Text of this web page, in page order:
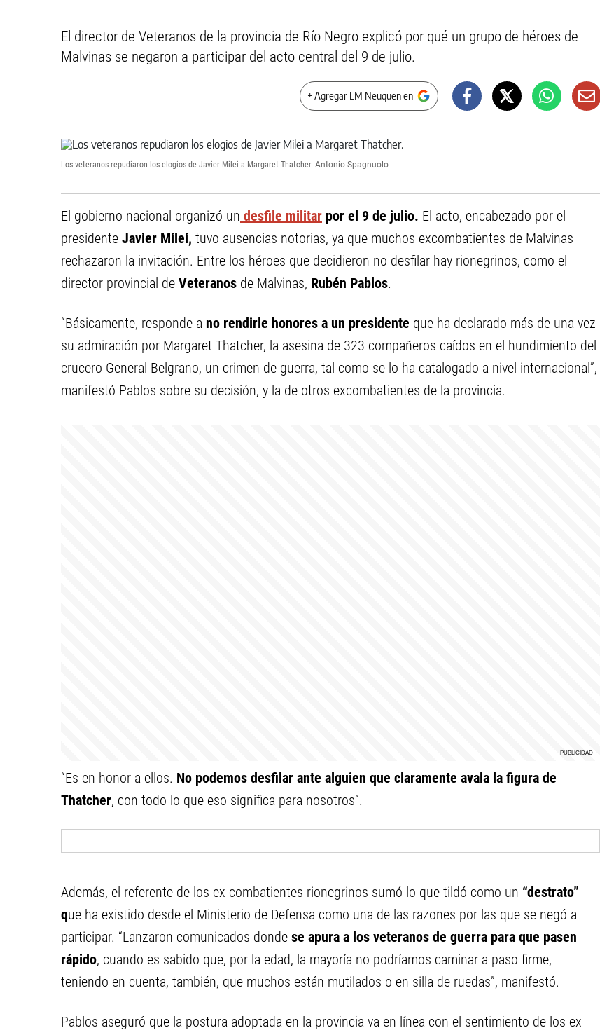
El director de Veteranos de la provincia de Río Negro explicó por qué un grupo de héroes de
Malvinas se negaron a participar del acto central del 9 de julio.
+ Agregar LM Neuquen en
Los veteranos repudiaron los elogios de Javier Milei a Margaret Thatcher. Antonio Spagnuolo
El gobierno nacional organizó un desfile militar por el 9 de julio. El acto, encabezado por el
presidente Javier Milei, tuvo ausencias notorias, ya que muchos excombatientes de Malvinas
rechazaron la invitación. Entre los héroes que decidieron no desfilar hay rionegrinos, como el
director provincial de Veteranos de Malvinas, Rubén Pablos.
“Básicamente, responde a no rendirle honores a un presidente que ha declarado más de una vez
su admiración por Margaret Thatcher, la asesina de 323 compañeros caídos en el hundimiento del
crucero General Belgrano, un crimen de guerra, tal como se lo ha catalogado a nivel internacional”,
manifestó Pablos sobre su decisión, y la de otros excombatientes de la provincia.
“Es en honor a ellos. No podemos desfilar ante alguien que claramente avala la figura de
Thatcher, con todo lo que eso significa para nosotros”.
Además, el referente de los ex combatientes rionegrinos sumó lo que tildó como un “destrato”
que ha existido desde el Ministerio de Defensa como una de las razones por las que se negó a
participar. “Lanzaron comunicados donde se apura a los veteranos de guerra para que pasen
rápido, cuando es sabido que, por la edad, la mayoría no podríamos caminar a paso firme,
teniendo en cuenta, también, que muchos están mutilados o en silla de ruedas”, manifestó.
Pablos aseguró que la postura adoptada en la provincia va en línea con el sentimiento de los ex